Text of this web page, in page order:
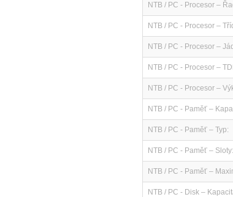
NTB / PC - Procesor –
NTB / PC - Procesor –
NTB / PC - Procesor –
NTB / PC - Procesor –
NTB / PC - Procesor –
NTB / PC - Paměť –
NTB / PC - Paměť – Typ:
NTB / PC - Paměť – Sloty:
NTB / PC - Paměť –
NTB / PC - Disk –